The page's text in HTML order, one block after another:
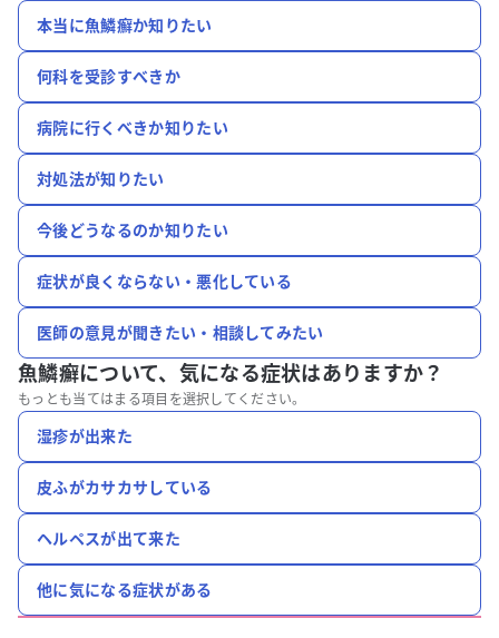
本当に魚鱗癬か知りたい
何科を受診すべきか
病院に行くべきか知りたい
対処法が知りたい
今後どうなるのか知りたい
症状が良くならない・悪化している
医師の意見が聞きたい・相談してみたい
魚鱗癬について、 気になる症状はありますか？
もっとも当てはまる項目を選択してください。
湿疹が出来た
皮ふがカサカサしている
ヘルペスが出て来た
他に気になる症状がある